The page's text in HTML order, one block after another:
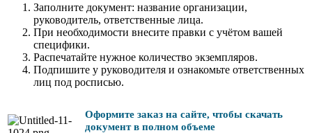
Заполните документ: название организации,
руководитель, ответственные лица.
При необходимости внесите правки с учётом вашей
специфики.
Распечатайте нужное количество экземпляров.
Подпишите у руководителя и ознакомьте ответственных
лиц под росписью.
Оформите заказ на сайте, чтобы скачать
документ в полном объеме